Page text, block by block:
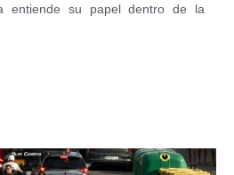
entiende su papel dentro de la